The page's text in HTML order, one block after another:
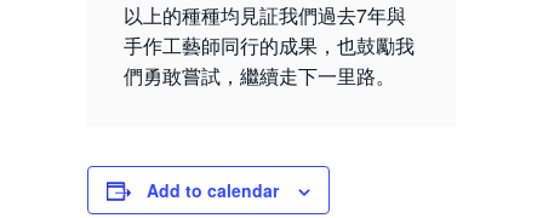
以上的種種均見証我們過去7年與
手作工藝師同行的成果，也鼓勵我
們勇敢嘗試，繼續走下一里路。
Add to calendar